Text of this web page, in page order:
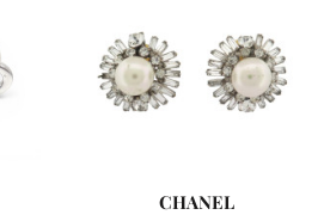
CHANEL